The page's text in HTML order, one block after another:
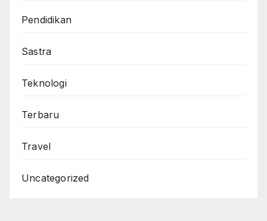
Pendidikan
Sastra
Teknologi
Terbaru
Travel
Uncategorized